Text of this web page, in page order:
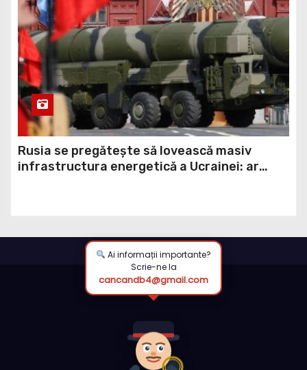
Rusia se pregătește să lovească masiv
infrastructura energetică a Ucrainei: ar
Ai informații importante?
Scrie-ne la
cancandb4@gmail.com